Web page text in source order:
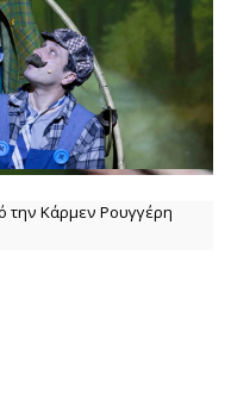
την Κάρμεν Ρουγγέρη